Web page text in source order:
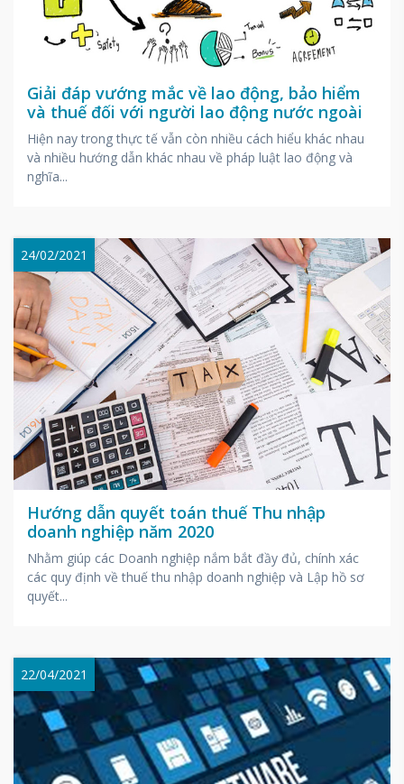
Giải đáp vướng mắc về lao động, bảo hiểm
và thuế đối với người lao động nước ngoài
Hiện nay trong thực tế vẫn còn nhiều cách hiểu khác nhau
và nhiều hướng dẫn khác nhau về pháp luật lao động và
nghĩa...
24/02/2021
Hướng dẫn quyết toán thuế Thu nhập
doanh nghiệp năm 2020
Nhằm giúp các Doanh nghiệp nắm bắt đầy đủ, chính xác
các quy định về thuế thu nhập doanh nghiệp và Lập hồ sơ
quyết...
22/04/2021